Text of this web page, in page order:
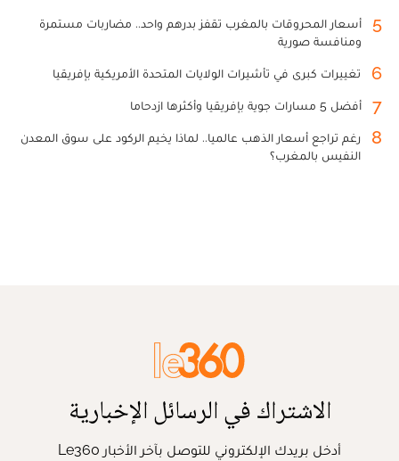
5
أسعار المحروقات بالمغرب تقفز بدرهم واحد.. مضاربات مستمرة
ومنافسة صورية
6 تغييرات كبرى في تأشيرات الولايات المتحدة الأمريكية بإفريقيا
7 أفضل 5 مسارات جوية بإفريقيا وأكثرها ازدحاما
8
رغم تراجع أسعار الذهب عالميا.. لماذا يخيم الركود على سوق المعدن
النفيس بالمغرب؟
الاشتراك في الرسائل الإخبارية
أدخل بريدك الإلكتروني للتوصل بآخر الأخبار Le360